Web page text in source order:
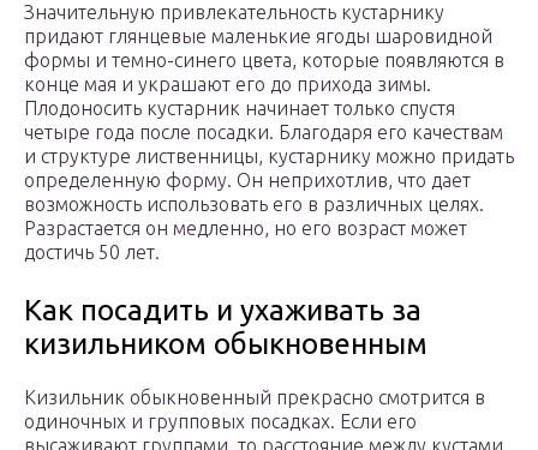
Значительную привлекательность кустарнику
придают глянцевые маленькие ягоды шаровидной
формы и темно-синего цвета, которые появляются в
конце мая и украшают его до прихода зимы.
Плодоносить кустарник начинает только спустя
четыре года после посадки. Благодаря его качествам
и структуре лиственницы, кустарнику можно придать
определенную форму. Он неприхотлив, что дает
возможность использовать его в различных целях.
Разрастается он медленно, но его возраст может
достичь 50 лет.
Как посадить и ухаживать за
кизильником обыкновенным
Кизильник обыкновенный прекрасно смотрится в
одиночных и групповых посадках. Если его
высаживают группами, то расстояние между кустами